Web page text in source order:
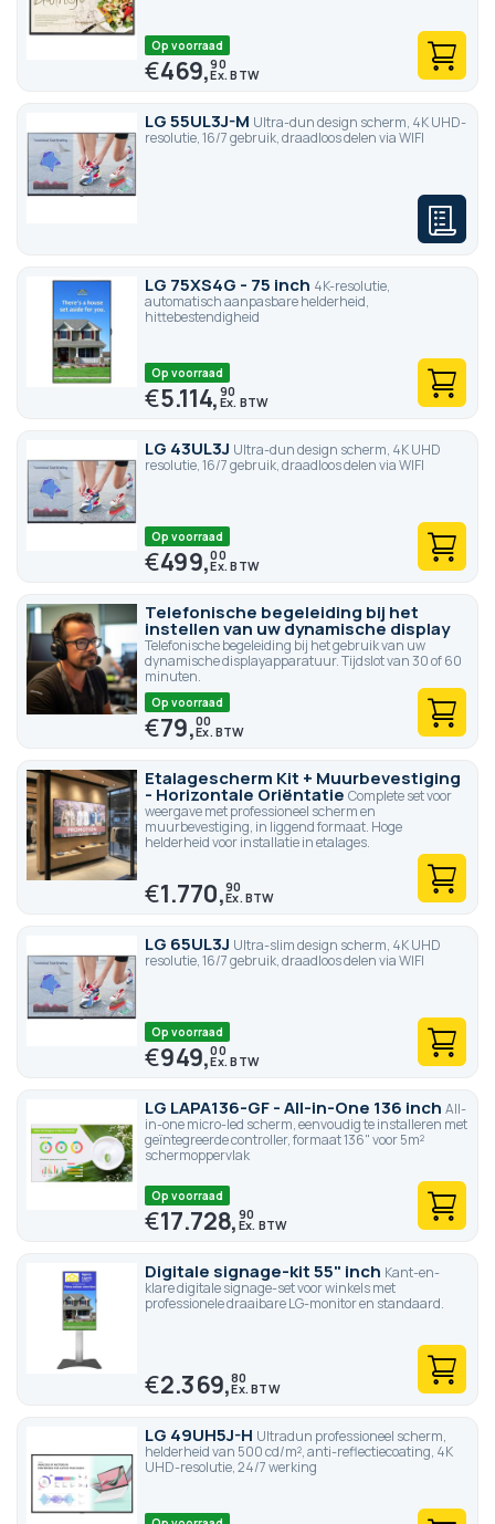
Op voorraad
€469,90
LG 55UL3J-M Ultra-dun design scherm, 4K UHD-
resolutie, 16/7 gebruik, draadloos delen via WIFI
LG 75XS4G - 75 inch 4K-resolutie,
automatisch aanpasbare helderheid,
hittebestendigheid
Op voorraad
€5.114,90
LG 43UL3J Ultra-dun design scherm, 4K UHD
resolutie, 16/7 gebruik, draadloos delen via WIFI
Op voorraad
€499,00
Telefonische begeleiding bij het
instellen van uw dynamische display
Telefonische begeleiding bij het gebruik van uw
dynamische displayapparatuur. Tijdslot van 30 of 60
minuten.
Op voorraad
€79,00
Etalagescherm Kit + Muurbevestiging
- Horizontale Oriëntatie Complete set voor
weergave met professioneel scherm en
muurbevestiging, in liggend formaat. Hoge
helderheid voor installatie in etalages.
€1.770,90
LG 65UL3J Ultra-slim design scherm, 4K UHD
resolutie, 16/7 gebruik, draadloos delen via WIFI
Op voorraad
€949,00
LG LAPA136-GF - All-in-One 136 inch All-
in-one micro-led scherm, eenvoudig te installeren met
geïntegreerde controller, formaat 136" voor 5m²
schermoppervlak
Op voorraad
€17.728,90
Digitale signage-kit 55" inch Kant-en-
klare digitale signage-set voor winkels met
professionele draaibare LG-monitor en standaard.
€2.369,80
LG 49UH5J-H Ultradun professioneel scherm,
helderheid van 500 cd/m², anti-reflectiecoating, 4K
UHD-resolutie, 24/7 werking